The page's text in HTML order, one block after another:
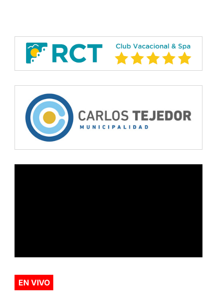
EN VIVO